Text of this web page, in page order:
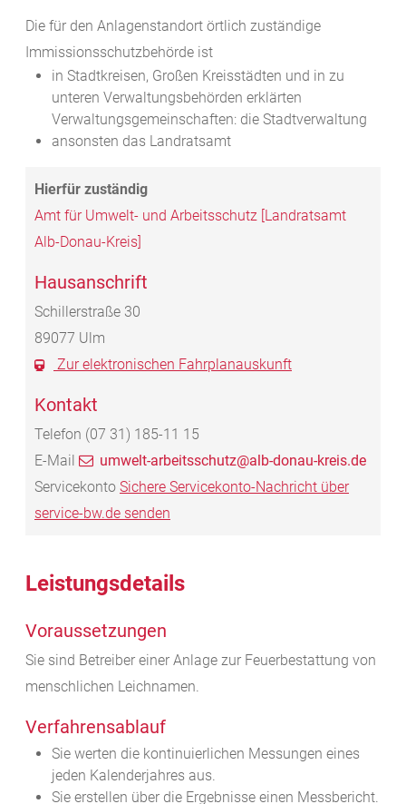
Die für den Anlagenstandort örtlich zuständige
Immissionsschutzbehörde ist
in Stadtkreisen, Großen Kreisstädten und in zu
unteren Verwaltungsbehörden erklärten
Verwaltungsgemeinschaften: die Stadtverwaltung
ansonsten das Landratsamt
Amt für Umwelt- und Arbeitsschutz [Landratsamt
Alb-Donau-Kreis]
Hausanschrift
Schillerstraße 30
89077 Ulm
Zur elektronischen Fahrplanauskunft
Kontakt
Telefon (07 31) 185-11 15
E-Mail
umwelt-arbeitsschutz@alb-donau-kreis.de
Servicekonto Sichere Servicekonto-Nachricht über
service-bw.de senden
Leistungsdetails
Voraussetzungen
Sie sind Betreiber einer Anlage zur Feuerbestattung von
menschlichen Leichnamen.
Verfahrensablauf
Sie werten die kontinuierlichen Messungen eines
jeden Kalenderjahres aus.
Sie erstellen über die Ergebnisse einen Messbericht.